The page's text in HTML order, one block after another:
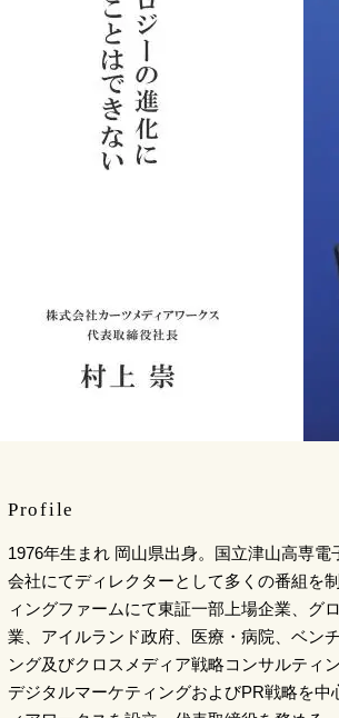
Profile
1976年生まれ 岡山県出身。国立津山高専
会社にてディレクターとして多くの番組を
ィングファームにて東証一部上場企業、グ
業、アイルランド政府、医療・病院、ベン
ング及びクロスメディア戦略コンサルティ
デジタルマーケティングおよびPR戦略を